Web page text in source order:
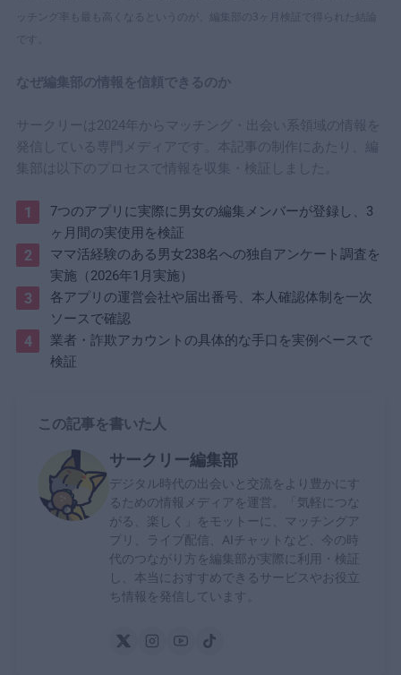
ッチング率も最も高くなるというのが、編集部の3ヶ月検証で得られた結論
です。
なぜ編集部の情報を信頼できるのか
サークリーは2024年からマッチング・出会い系領域の情報を
発信している専門メディアです。本記事の制作にあたり、編
集部は以下のプロセスで情報を収集・検証しました。
7つのアプリに実際に男女の編集メンバーが登録し、3
ヶ月間の実使用を検証
ママ活経験のある男女238名への独自アンケート調査を
実施（2026年1月実施）
各アプリの運営会社や届出番号、本人確認体制を一次
ソースで確認
業者・詐欺アカウントの具体的な手口を実例ベースで
検証
この記事を書いた人
サークリー編集部
デジタル時代の出会いと交流をより豊かにす
るための情報メディアを運営。「気軽につな
がる、楽しく」をモットーに、マッチングア
プリ、ライブ配信、AIチャットなど、今の時
代のつながり方を編集部が実際に利用・検証
し、本当におすすめできるサービスやお役立
ち情報を発信しています。